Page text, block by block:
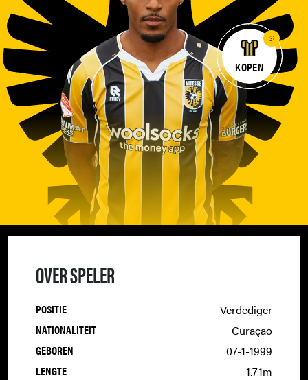
KOPEN
OVER SPELER
POSITIE
Verdediger
NATIONALITEIT
Curaçao
GEBOREN
07-1-1999
LENGTE
1.71m